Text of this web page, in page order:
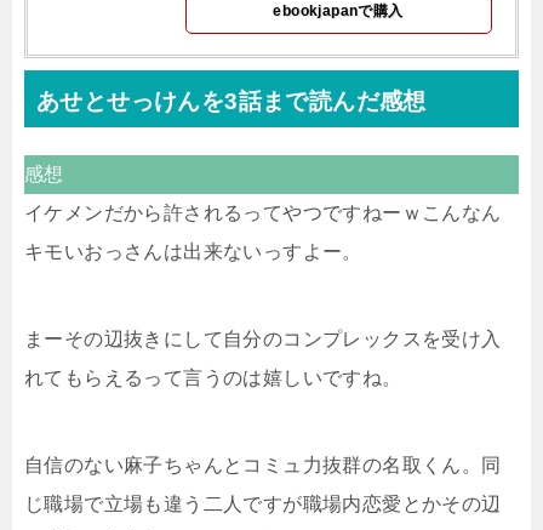
ebookjapanで購入
あせとせっけんを3話まで読んだ感想
感想
イケメンだから許されるってやつですねーｗこんなん
キモいおっさんは出来ないっすよー。
まーその辺抜きにして自分のコンプレックスを受け入
れてもらえるって言うのは嬉しいですね。
自信のない麻子ちゃんとコミュ力抜群の名取くん。同
じ職場で立場も違う二人ですが職場内恋愛とかその辺